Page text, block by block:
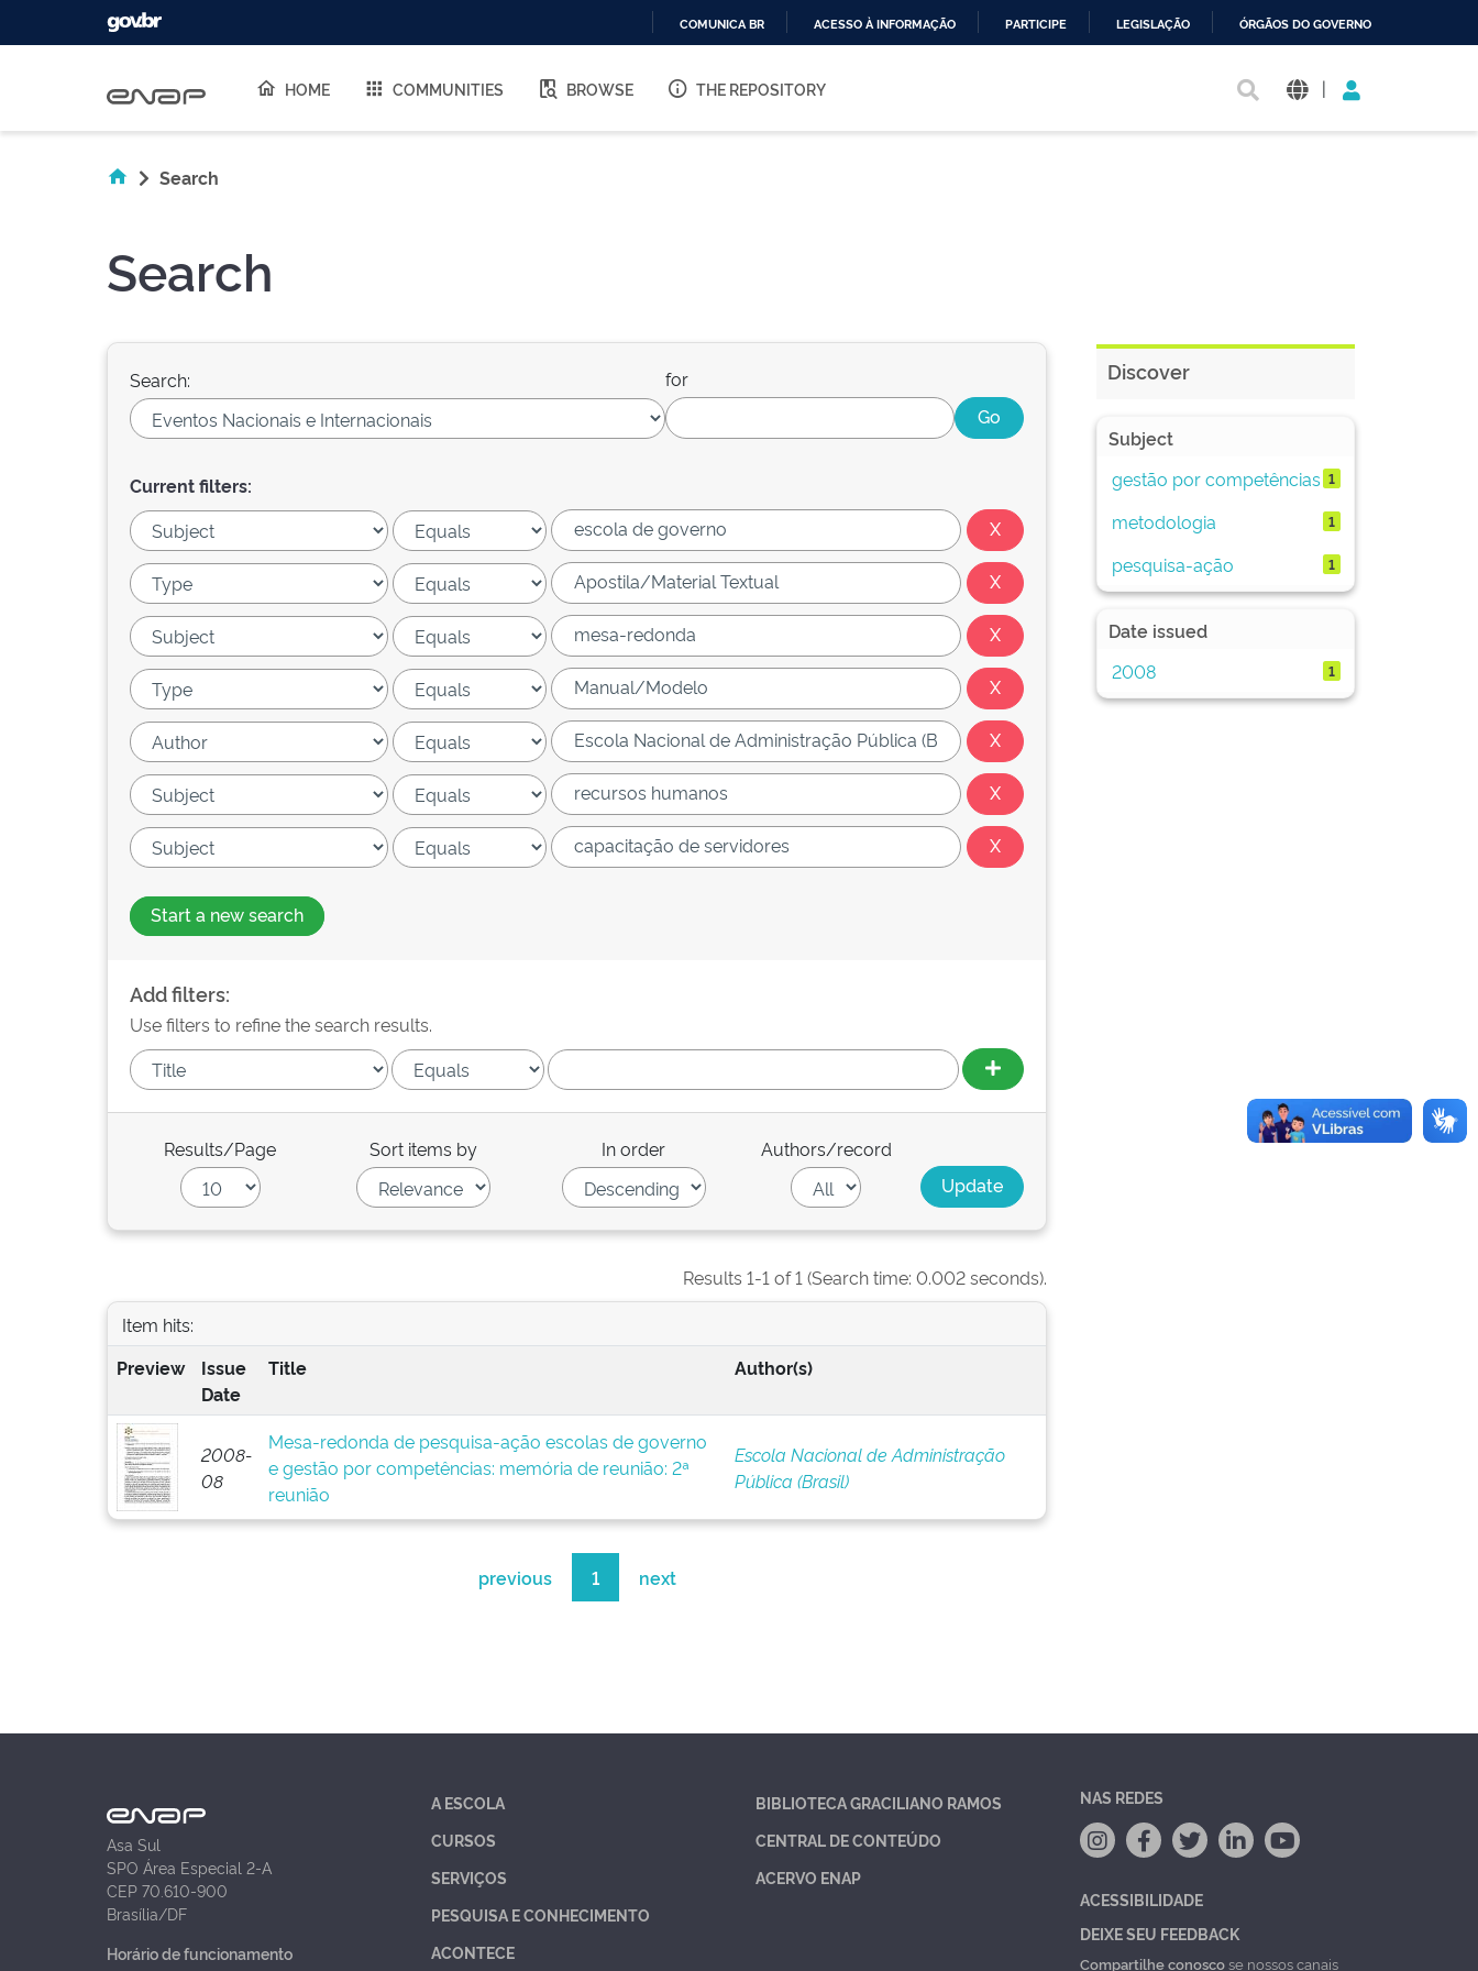
O
COMUNICA BR ACESSO À INFORMAÇÃO PARTICIPE LEGISLAÇÃO ÓRGÃOS DO GOVERNO
HOME COMMUNITIES BROWSE THE REPOSITORY |
Search
Search
Search: for
Current filters:
Start a new search
Add filters:
Use filters to refine the search results.
Results/Page Sort items by In order Authors/record
Results 1-1 of 1 (Search time: 0.002 seconds).
Item hits:
Preview
Issue
Date
Title Author(s)
2008-
08
Mesa-redonda de pesquisa-ação escolas de governo
e gestão por competências: memória de reunião: 2ª
reunião
Escola Nacional de Administração
Pública (Brasil)
previous 1 next
Discover
Subject
gestão por competências 1
metodologia 1
pesquisa-ação 1
Date issued
2008
1
Asa Sul
SPO Área Especial 2-A
CEP 70.610-900
Brasília/DF
Horário de funcionamento
A ESCOLA
CURSOS
SERVIÇOS
PESQUISA E CONHECIMENTO
ACONTECE
BIBLIOTECA GRACILIANO RAMOS
CENTRAL DE CONTEÚDO
ACERVO ENAP
NAS REDES
ACESSIBILIDADE
DEIXE SEU FEEDBACK
Compartilhe conoscose nossos canais